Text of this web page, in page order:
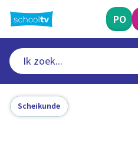
naar
hoofdinhoud
PO
Scheikunde